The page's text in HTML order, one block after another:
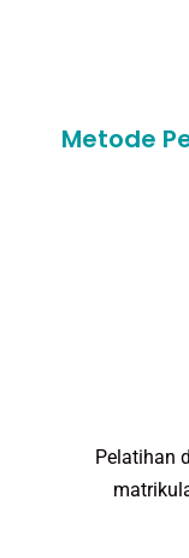
Metode
Pelatihan